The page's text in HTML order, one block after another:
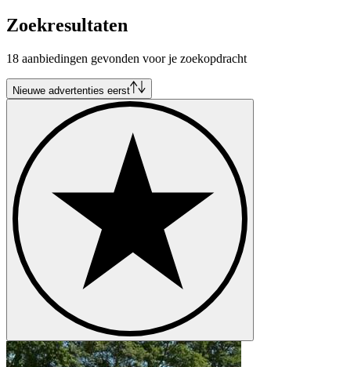
Zoekresultaten
18 aanbiedingen gevonden voor je zoekopdracht
Nieuwe advertenties eerst